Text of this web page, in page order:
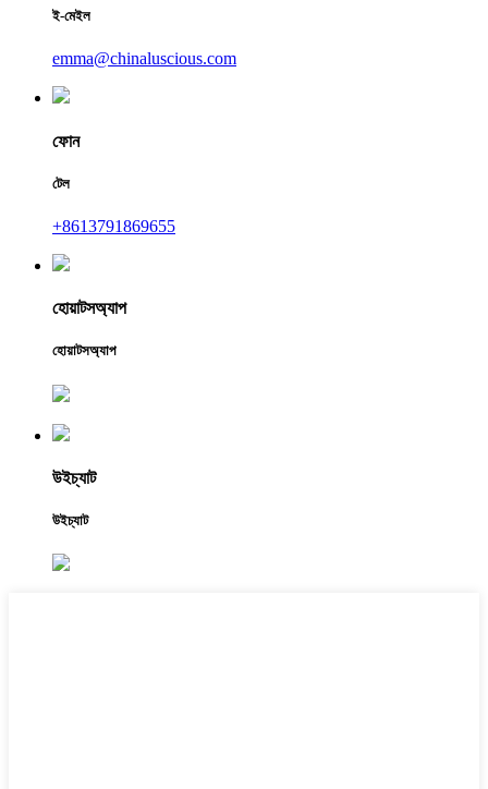
ই-মেইল
emma@chinaluscious.com
ফোন
টেল
+8613791869655
হোয়াটসঅ্যাপ
হোয়াটসঅ্যাপ
উইচ্যাট
উইচ্যাট